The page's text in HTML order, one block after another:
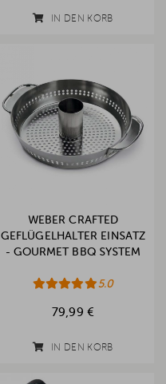
IN DEN KORB
WEBER CRAFTED
GEFLÜGELHALTER EINSATZ
- GOURMET BBQ SYSTEM
5.0
79,99 €
IN DEN KORB